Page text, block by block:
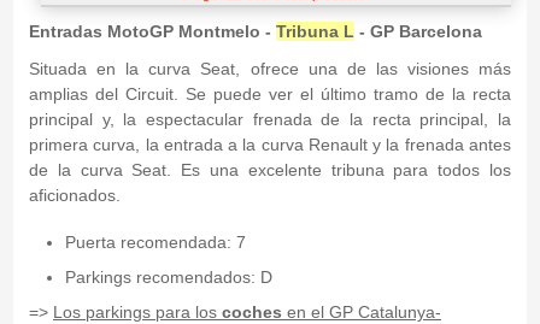
Entradas MotoGP Montmelo - Tribuna L - GP Barcelona
Situada en la curva Seat, ofrece una de las visiones más
amplias del Circuit. Se puede ver el último tramo de la recta
principal y, la espectacular frenada de la recta principal, la
primera curva, la entrada a la curva Renault y la frenada antes
de la curva Seat. Es una excelente tribuna para todos los
aficionados.
Puerta recomendada: 7
Parkings recomendados: D
=> Los parkings para los coches en el GP Catalunya-